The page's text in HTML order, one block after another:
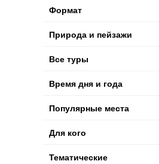
Формат
Природа и пейзажи
Все туры
Время дня и года
Популярные места
Для кого
Тематические